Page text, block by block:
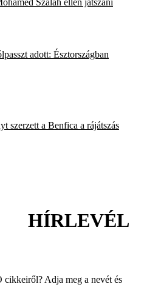
adott: Észtországban
szerzett a Benfica a rájátszás
HÍRLEVÉL
cikkeiről? Adja meg a nevét és